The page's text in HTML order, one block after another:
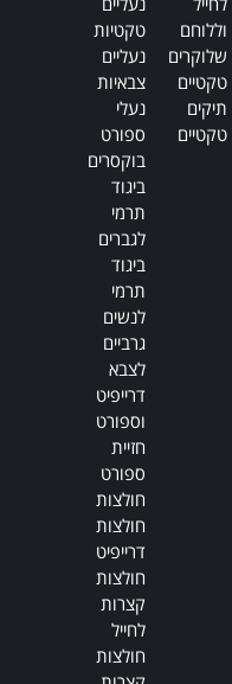
וללוחם
שלוקרים
טקטיים
תיקים
טקטיים
טקטיות
נעליים
צבאיות
נעלי
ספורט
בוקסרים
ביגוד
תרמי
לגברים
ביגוד
תרמי
לנשים
גרביים
לצבא
דרייפיט
וספורט
חזיית
ספורט
חולצות
חולצות
דרייפיט
חולצות
קצרות
לחייל
חולצות